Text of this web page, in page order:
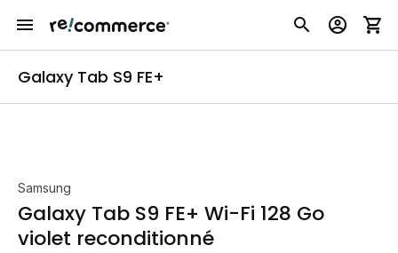
Galaxy Tab S9 FE+
Samsung
Galaxy Tab S9 FE+ Wi-Fi 128 Go
violet reconditionné